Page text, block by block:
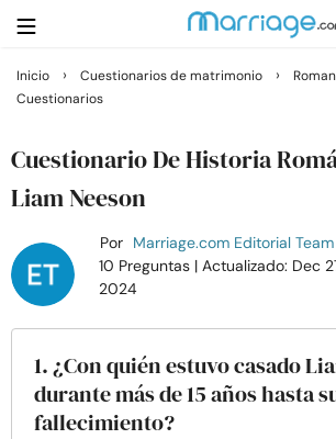
Buscar
Casarse
Relaciones
Familia
Ayuda
Inicio › Cuestionarios de matrimonio ›
Cuestionarios
Cuestionario De Historia
Liam Neeson
Por Marriage.com Editorial Team
10 Preguntas | Actualizado: Dec
2024
1. ¿Con quién estuvo casado
durante más de 15 años hasta
fallecimiento?